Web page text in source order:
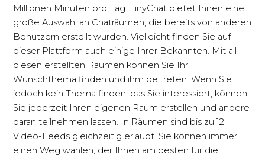
Millionen Minuten pro Tag. TinyChat bietet Ihnen eine
große Auswahl an Chaträumen, die bereits von anderen
Benutzern erstellt wurden. Vielleicht finden Sie auf
dieser Plattform auch einige Ihrer Bekannten. Mit all
diesen erstellten Räumen können Sie Ihr
Wunschthema finden und ihm beitreten. Wenn Sie
jedoch kein Thema finden, das Sie interessiert, können
Sie jederzeit Ihren eigenen Raum erstellen und andere
daran teilnehmen lassen. In Räumen sind bis zu 12
Video-Feeds gleichzeitig erlaubt. Sie können immer
einen Weg wählen, der Ihnen am besten für die